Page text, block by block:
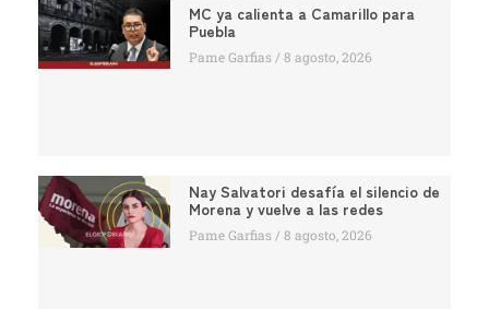
MC ya calienta a Camarillo para
Puebla
Pame Garfias 8 agosto, 2026
Nay Salvatori desafía el silencio de
Morena y vuelve a las redes
Pame Garfias 8 agosto, 2026